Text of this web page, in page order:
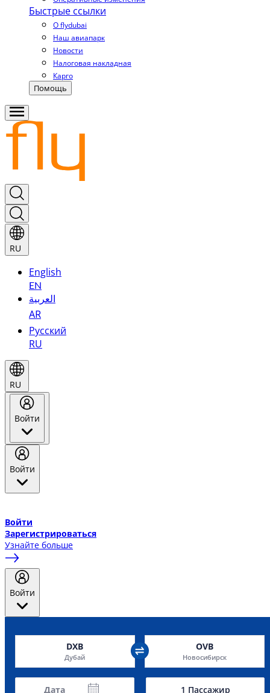
Быстрые ссылки
О flydubai
Наш авиапарк
Новости
Налоговая накладная
Карго
Помощь
RU
English
EN
العربية
AR
Русский
RU
RU
Войти
Войти
Войти
Зарегистрироваться
Узнайте больше
Войти
DXB
Дубай
OVB
Новосибирск
Дата 1 Пассажир